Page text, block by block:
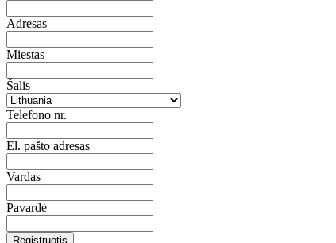
Adresas
Miestas
Šalis
Telefono nr.
El. pašto adresas
Vardas
Pavardė
Registruotis